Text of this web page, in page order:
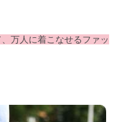
万人に着こなせるファッ